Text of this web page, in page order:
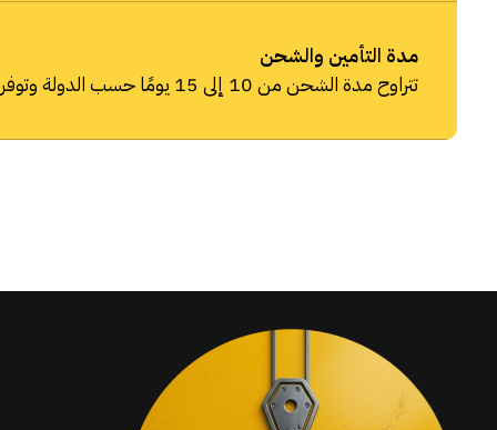
مدة التأمين والشحن
تتراوح مدة الشحن من 10 إلى 15 يومًا حسب الدولة وتوفر شركات الشحن